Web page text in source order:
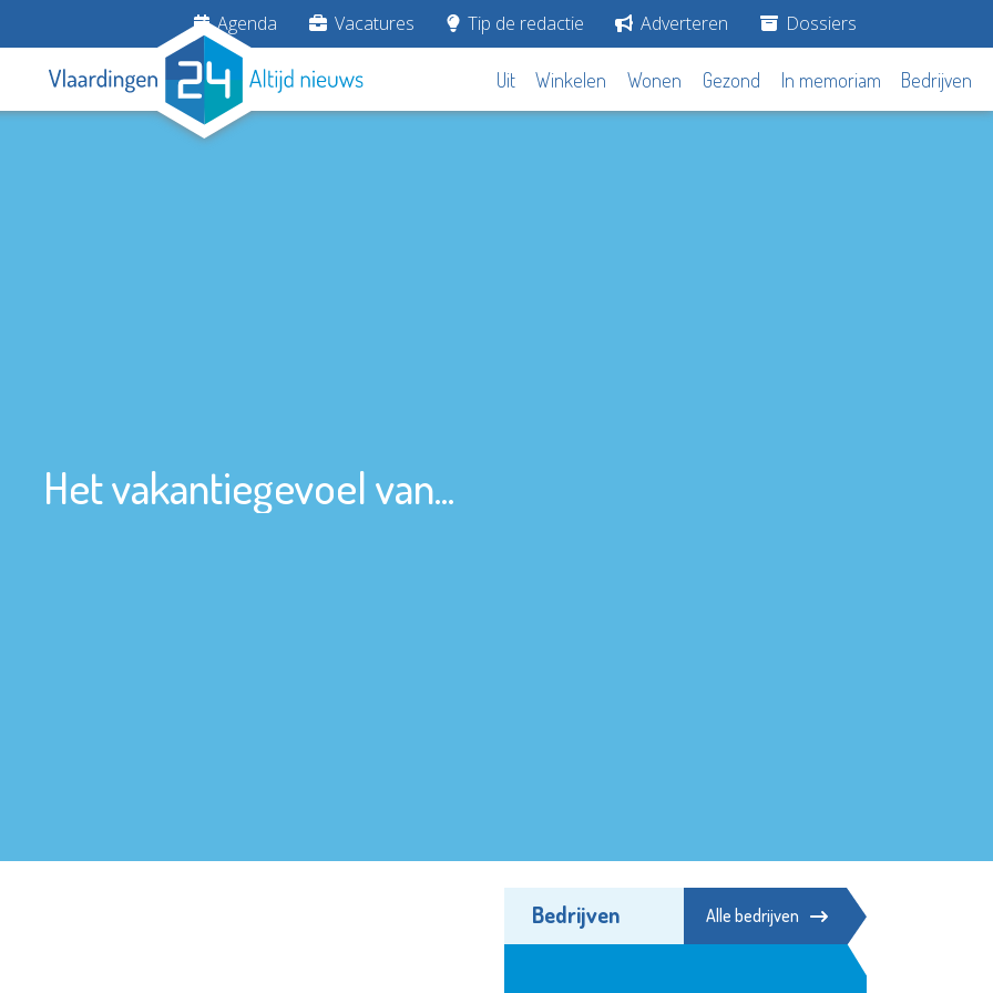
Agenda Vacatures Tip de redactie Adverteren Dossiers
Uit Winkelen Wonen Gezond In memoriam Bedrijven
Het vakantiegevoel van...
Bedrijven Alle bedrijven